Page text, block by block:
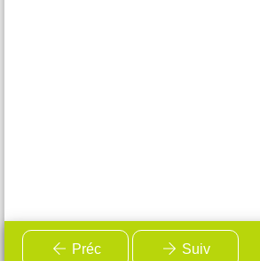
Préc Suiv